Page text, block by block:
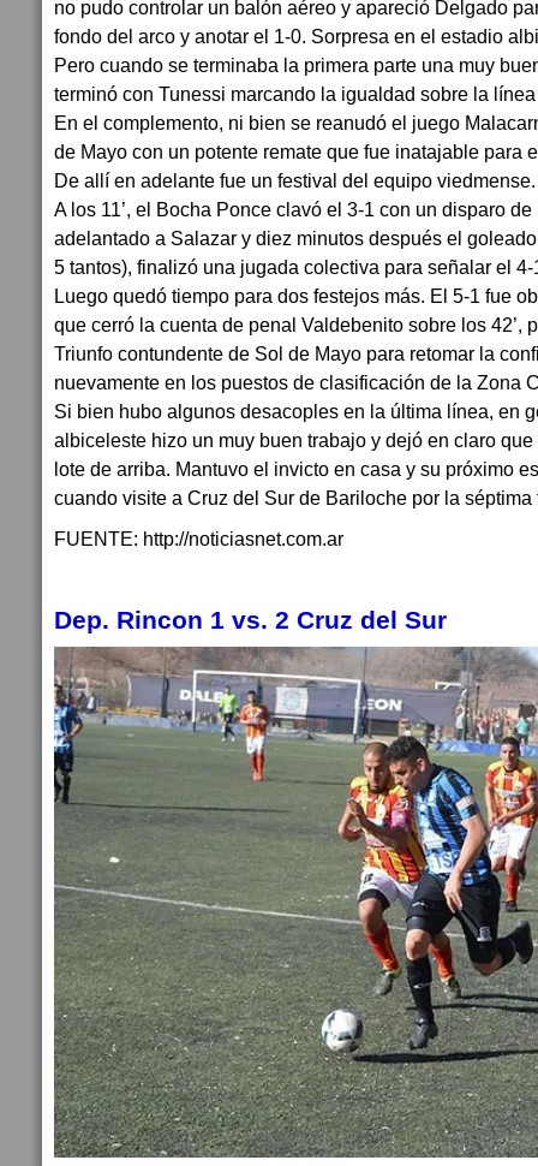
no pudo controlar un balón aéreo y apareció Delgado
fondo del arco y anotar el 1-0. Sorpresa en el estadio
Pero cuando se terminaba la primera parte una muy
terminó con Tunessi marcando la igualdad sobre la
En el complemento, ni bien se reanudó el juego
de Mayo con un potente remate que fue inatajable para
De allí en adelante fue un festival del equipo viedmense.
A los 11’, el Bocha Ponce clavó el 3-1 con un disparo
adelantado a Salazar y diez minutos después el
5 tantos), finalizó una jugada colectiva para señalar el 4-
Luego quedó tiempo para dos festejos más. El 5-1 fue
que cerró la cuenta de penal Valdebenito sobre los 42’,
Triunfo contundente de Sol de Mayo para retomar la
nuevamente en los puestos de clasificación de la Zona
Si bien hubo algunos desacoples en la última línea, en
albiceleste hizo un muy buen trabajo y dejó en claro
lote de arriba. Mantuvo el invicto en casa y su próximo
cuando visite a Cruz del Sur de Bariloche por la séptima
FUENTE: http://noticiasnet.com.ar
Dep. Rincon 1 vs. 2 Cruz del Sur